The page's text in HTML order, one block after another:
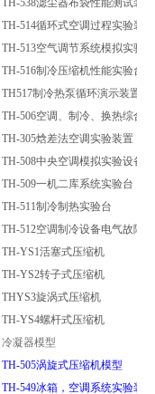
TH-514循环式空调过程实验装置
TH-513空气调节系统模拟实验台
TH-516制冷压缩机性能实验台
TH517制冷热泵循环演示装置
TH-506空调、制冷、换热综合
TH-305焓差法空调实验装置
TH-508中央空调模拟实验设备
TH-509一机二库系统实验台
TH-511制冷制热实验台
TH-512空调制冷设备电气故障
TH-YS1活塞式压缩机
TH-YS2转子式压缩机
THYS3旋涡式压缩机
TH-YS4螺杆式压缩机
冷凝器模型
TH-505涡旋式压缩机模型
TH-549冰箱，空调系统实验装置